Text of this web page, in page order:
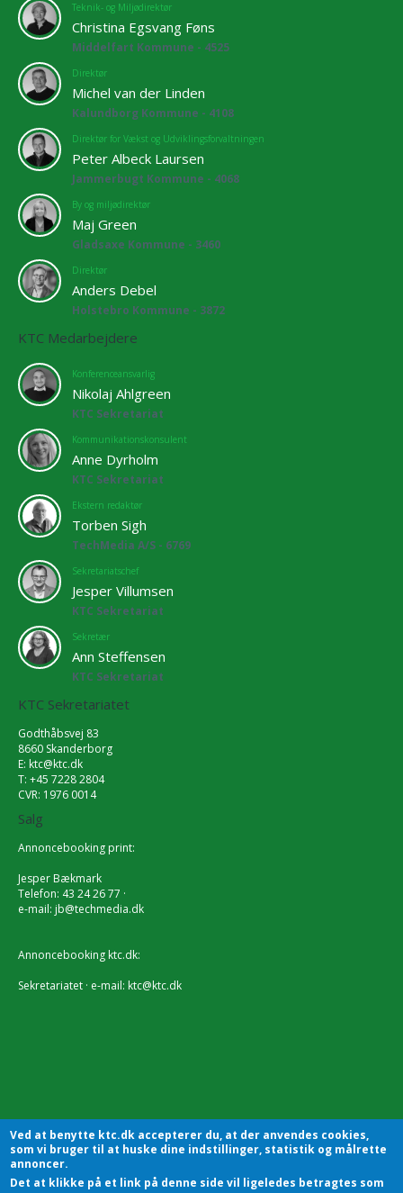
Teknik- og Miljødirektør
Christina Egsvang Føns
Middelfart Kommune - 4525
Direktør
Michel van der Linden
Kalundborg Kommune - 4108
Direktør for Vækst og Udviklingsforvaltningen
Peter Albeck Laursen
Jammerbugt Kommune - 4068
By og miljødirektør
Maj Green
Gladsaxe Kommune - 3460
Direktør
Anders Debel
Holstebro Kommune - 3872
KTC Medarbejdere
Konferenceansvarlig
Nikolaj Ahlgreen
KTC Sekretariat
Kommunikationskonsulent
Anne Dyrholm
KTC Sekretariat
Ekstern redaktør
Torben Sigh
TechMedia A/S - 6769
Sekretariatschef
Jesper Villumsen
KTC Sekretariat
Sekretær
Ann Steffensen
KTC Sekretariat
KTC Sekretariatet
Godthåbsvej 83
8660 Skanderborg
E: ktc@ktc.dk
T: +45 7228 2804
CVR: 1976 0014
Salg
Annoncebooking print:
Jesper Bækmark
Telefon: 43 24 26 77 ·
e-mail: jb@techmedia.dk
Annoncebooking ktc.dk:
Sekretariatet · e-mail: ktc@ktc.dk
Ved at benytte ktc.dk accepterer du, at der anvendes cookies,
som vi bruger til at huske dine indstillinger, statistik og målrette
annoncer.
Det at klikke på et link på denne side vil ligeledes betragtes som